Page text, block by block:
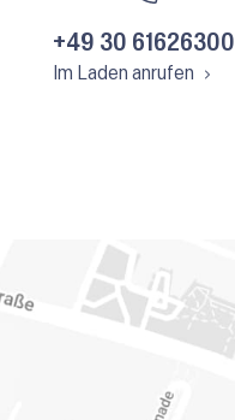
+49 30 61626300
Im Laden anrufen